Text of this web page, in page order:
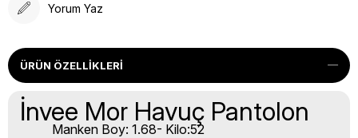
Yorum Yaz
ÜRÜN ÖZELLIKLERI
İnvee Mor Havuç Pantolon
Manken Boy: 1.68- Kilo:52